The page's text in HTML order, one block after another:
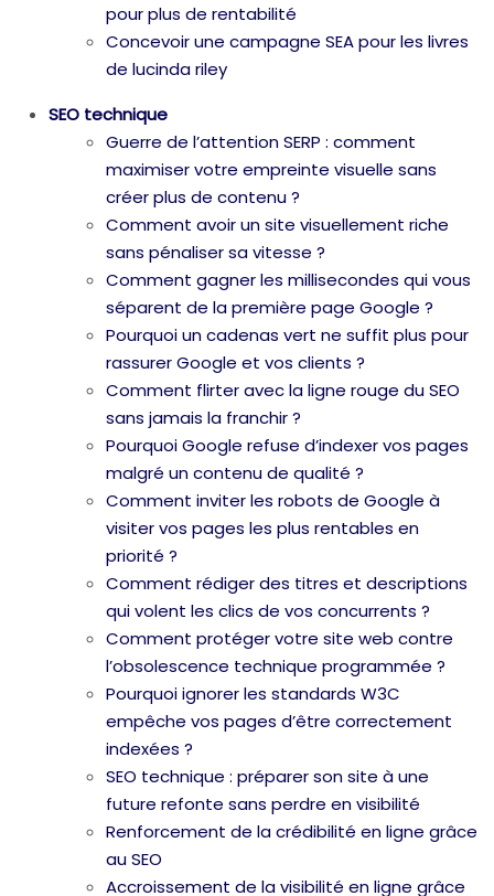
pour plus de rentabilité
Concevoir une campagne SEA pour les livres
de lucinda riley
SEO technique
Guerre de l’attention SERP : comment
maximiser votre empreinte visuelle sans
créer plus de contenu ?
Comment avoir un site visuellement riche
sans pénaliser sa vitesse ?
Comment gagner les millisecondes qui vous
séparent de la première page Google ?
Pourquoi un cadenas vert ne suffit plus pour
rassurer Google et vos clients ?
Comment flirter avec la ligne rouge du SEO
sans jamais la franchir ?
Pourquoi Google refuse d’indexer vos pages
malgré un contenu de qualité ?
Comment inviter les robots de Google à
visiter vos pages les plus rentables en
priorité ?
Comment rédiger des titres et descriptions
qui volent les clics de vos concurrents ?
Comment protéger votre site web contre
l’obsolescence technique programmée ?
Pourquoi ignorer les standards W3C
empêche vos pages d’être correctement
indexées ?
SEO technique : préparer son site à une
future refonte sans perdre en visibilité
Renforcement de la crédibilité en ligne grâce
au SEO
Accroissement de la visibilité en ligne grâce